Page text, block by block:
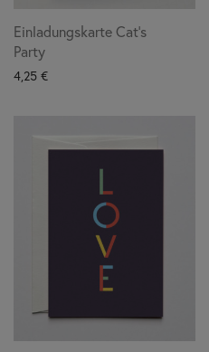
Einladungskarte Cat’s
Party
4,25 €